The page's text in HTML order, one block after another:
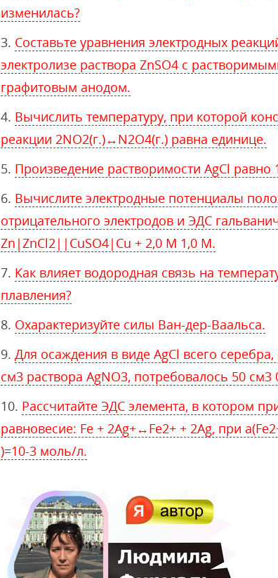
изменилась?
Составьте уравнения электродных
электролизе раствора ZnSO4 с
графитовым анодом.
Вычислить температуру, при которой
реакции 2NО2(г.)↔N2О4(г.) равна единице.
Произведение растворимости AgCl равно
Вычислите электродные потенциалы
отрицательного электродов и ЭДС
Zn|ZnCl2||CuSO4|Cu + 2,0 М 1,0 М.
Как влияет водородная связь на
плавления?
Охарактеризуйте силы Ван-дер-Ваальса.
Для осаждения в виде AgCl всего
см3 раствора AgNO3, потребовалось 50 см3
Рассчитайте ЭДС элемента, в котором
равновесие: Fe + 2Ag+↔Fe2+ + 2Ag, при
)=10-3 моль/л.